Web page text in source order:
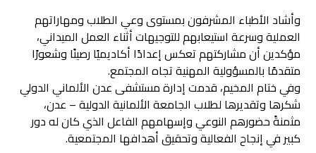
وأشاد الأطباء المشرفون بمستوى وعي الطلاب ومهاراتهم
العملية وسرعة استيعابهم للتوجيهات أثناء العمل الميداني،
مؤكدين أن مشاركتهم تعكس إعدادًا أكاديميًا رصينًا وشعورًا
متقدمًا بالمسؤولية المهنية تجاه المجتمع.
وفي ختام المخيم، قدمت إدارة مستشفى عدن الألماني الدولي
شكرها وتقديرها لطلاب الجامعة الألمانية الدولية – عدن،
مثمنةً حضورهم النوعي وإسهامهم الفاعل الذي كان له دور
كبير في إنجاح الفعالية وتحقيق أهدافها المجتمعية.